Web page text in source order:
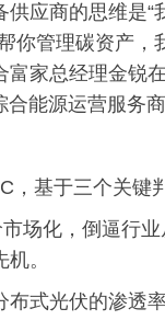
应商的思维是
你管理碳资产
家总经理金锐
能源运营服务
，基于三个关键
场化，倒逼行
。
式光伏的渗透